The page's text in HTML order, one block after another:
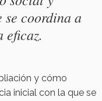
coordina a
eficaz.
y cómo
inicial con la que se